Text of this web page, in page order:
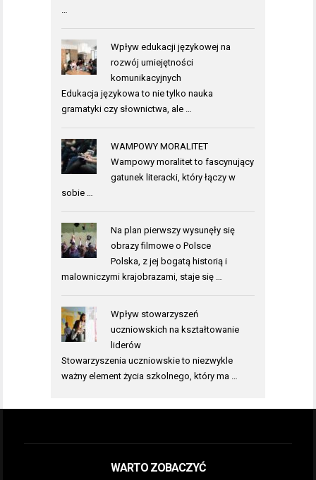
Wpływ edukacji językowej na
rozwój umiejętności
komunikacyjnych
Edukacja językowa to nie tylko nauka
gramatyki czy słownictwa, ale …
WAMPOWY MORALITET
Wampowy moralitet to fascynujący
gatunek literacki, który łączy w
sobie …
Na plan pierwszy wysunęły się
obrazy filmowe o Polsce
Polska, z jej bogatą historią i
malowniczymi krajobrazami, staje się …
Wpływ stowarzyszeń
uczniowskich na kształtowanie
liderów
Stowarzyszenia uczniowskie to niezwykle
ważny element życia szkolnego, który ma …
WARTO ZOBACZYĆ